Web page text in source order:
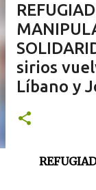
sirios
Líbano y